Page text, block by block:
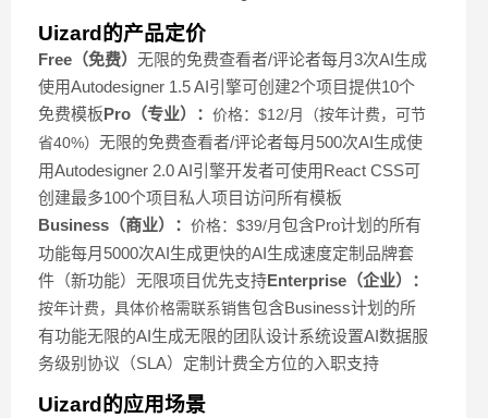
Uizard的产品定价
Free（免费） 无限的免费查看者/评论者每月3次AI生成
使用Autodesigner 1.5 AI引擎可创建2个项目提供10个
免费模板Pro（专业）： 价格：$12/月（按年计费，可节
省40%） 无限的免费查看者/评论者每月500次AI生成使
用Autodesigner 2.0 AI引擎开发者可使用React CSS可
创建最多100个项目私人项目访问所有模板
Business（商业）： 价格：$39/月包含Pro计划的所有
功能每月5000次AI生成更快的AI生成速度定制品牌套
件（新功能）无限项目优先支持Enterprise（企业）：
按年计费，具体价格需联系销售包含Business计划的所
有功能无限的AI生成无限的团队设计系统设置AI数据服
务级别协议（SLA）定制计费全方位的入职支持
Uizard的应用场景